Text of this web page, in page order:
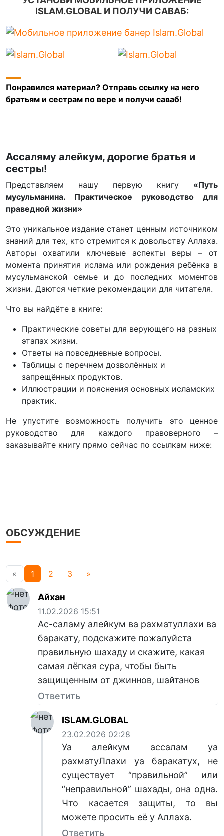
ISLAM.GLOBAL И ПОЛУЧИ САВАБ:
Понравился материал? Отправь ссылку на него
братьям и сестрам по вере и получи саваб!
Ассаляму алейкум, дорогие братья и
сестры!
Представляем нашу первую книгу «Путь
мусульманина. Практическое руководство для
праведной жизни»
Это уникальное издание станет ценным источником
знаний для тех, кто стремится к довольству Аллаха.
Авторы охватили ключевые аспекты веры – от
момента принятия ислама или рождения ребёнка в
мусульманской семье и до последних моментов
жизни. Даются четкие рекомендации для читателя.
Что вы найдёте в книге:
Практические советы для верующего на разных
этапах жизни.
Ответы на повседневные вопросы.
Таблицы с перечнем дозволённых и
запрещённых продуктов.
Иллюстрации и пояснения основных исламских
практик.
Не упустите возможность получить это ценное
руководство для каждого правоверного –
заказывайте книгу прямо сейчас по ссылкам ниже:
ОБСУЖДЕНИЕ
« 1 2 3 »
Айхан
11.02.2026 15:51
Ас-саламу алейкум ва рахматуллахи ва
баракату, подскажите пожалуйста
правильную шахаду и скажите, какая
самая лёгкая сура, чтобы быть
защищенным от джиннов, шайтанов
Ответить
ISLAM.GLOBAL
23.02.2026 02:28
Уа алейкум ассалам уа
рахматуЛлахи уа баракатух, не
существует “правильной” или
“неправильной” шахады, она одна.
Что касается защиты, то вы
можете просить её у Аллаха.
Ответить